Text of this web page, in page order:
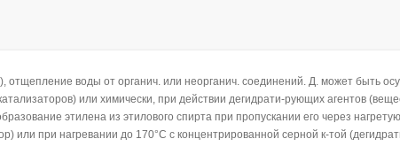
отщепление воды от органич. или неорганич. соединений. Д. может быть
или химически, при действии дегидрати-рующих агентов
этилена из этилового спирта при пропускании его через
или при нагревании до 170°С с концентрированной серной к-той